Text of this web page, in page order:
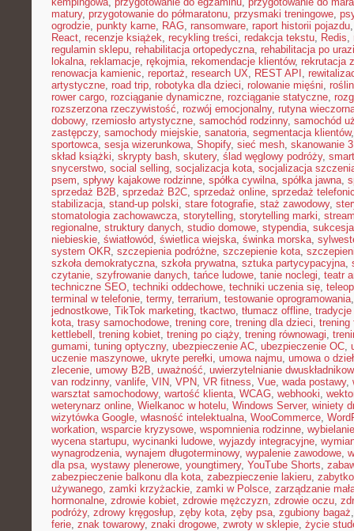
matury, przygotowanie do półmaratonu, przysmaki treningowe,
ogrodzie, punkty karne, RAG, ransomware, raport historii pojazdu
React, recenzje książek, recykling treści, redakcja tekstu, Redis,
regulamin sklepu, rehabilitacja ortopedyczna, rehabilitacja po
lokalna, reklamacje, rękojmia, rekomendacje klientów, rekrutacja
renowacja kamienic, reportaż, research UX, REST API ,
artystyczne, road trip, robotyka dla dzieci, rolowanie mięśni,
rower cargo, rozciąganie dynamiczne, rozciąganie statyczne,
rozszerzona rzeczywistość, rozwój emocjonalny, rutyna
dobowy, rzemiosło artystyczne, samochód rodzinny, samochód
zastępczy, samochody miejskie, sanatoria, segmentacja klientów
sportowca, sesja wizerunkowa, Shopify, sieć mesh, skanowanie
skład książki, skrypty bash, skutery, ślad węglowy podróży,
snycerstwo, social selling, socjalizacja kota, socjalizacja
psem, spływy kajakowe rodzinne, spółka cywilna, spółka jawna,
sprzedaż B2B, sprzedaż B2C, sprzedaż online, sprzedaż
stabilizacja, stand-up polski, stare fotografie, staż zawodowy,
stomatologia zachowawcza, storytelling, storytelling marki,
regionalne, struktury danych, studio domowe, stypendia,
niebieskie, światłowód, świetlica wiejska, świnka morska,
system OKR, szczepienia podróżne, szczepienie kota,
szkoła demokratyczna, szkoła prywatna, sztuka partycypacyjna,
czytanie, szyfrowanie danych, tańce ludowe, tanie noclegi, teatr
techniczne SEO, techniki oddechowe, techniki uczenia się,
terminal w telefonie, termy, terrarium, testowanie oprogramowania
jednostkowe, TikTok marketing, tkactwo, tłumacz offline, tradycje
kota, trasy samochodowe, trening core, trening dla dzieci, trening
kettlebell , trening kobiet, trening po ciąży, trening równowagi,
gumami, tuning optyczny, ubezpieczenie AC, ubezpieczenie OC,
uczenie maszynowe, ukryte perełki, umowa najmu, umowa o
zlecenie, umowy B2B, uważność, uwierzytelnianie
van rodzinny, vanlife, VIN, VPN, VR fitness, Vue, wada postawy,
warsztat samochodowy, wartość klienta, WCAG, webhooki,
weterynarz online, Wielkanoc w hotelu, Windows Server, winiety
wizytówka Google, własność intelektualna, WooCommerce,
workation, wsparcie kryzysowe, wspomnienia rodzinne,
wycena startupu, wycinanki ludowe, wyjazdy integracyjne,
wynagrodzenia, wynajem długoterminowy, wypalenie zawodowe,
dla psa, wystawy plenerowe, youngtimery, YouTube Shorts,
zabezpieczenie balkonu dla kota, zabezpieczenie lakieru,
używanego, zamki krzyżackie, zamki w Polsce, zarządzanie
hormonalne, zdrowie kobiet, zdrowie mężczyzn, zdrowie oczu,
podróży, zdrowy kręgosłup, zęby kota, zęby psa, zgubiony bagaż
ferie, znak towarowy, znaki drogowe, zwroty w sklepie, życie